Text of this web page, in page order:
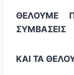
ΘΕΛΟΥΜΕ
ΣΥΜΒΑΣΕΙΣ
ΚΑΙ ΤΑ